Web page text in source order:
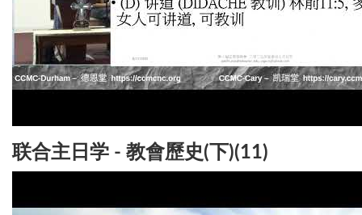
联合主日学 - 教會歷史(下)(11)